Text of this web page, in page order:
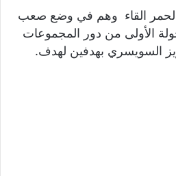
القاء وهم في وضع صعب
الأولى من دور المجموعات
السويسري بهدفين لهدف.